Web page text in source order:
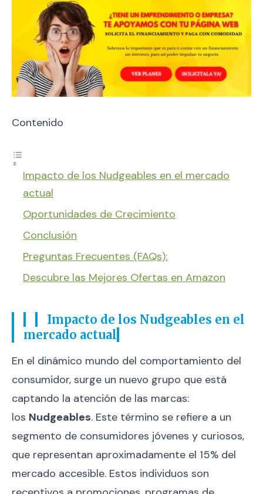
Contenido
Impacto de los Nudgeables en el mercado
actual
Oportunidades de Crecimiento
Conclusión
Preguntas Frecuentes (FAQs):
Descubre las Mejores Ofertas en Amazon
Impacto de los Nudgeables en el
mercado actual
En el dinámico mundo del comportamiento del
consumidor, surge un nuevo grupo que está
captando la atención de las marcas:
los Nudgeables. Este término se refiere a un
segmento de consumidores jóvenes y curiosos,
que representan aproximadamente el 15% del
mercado accesible. Estos individuos son